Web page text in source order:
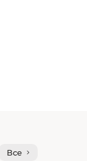
Все